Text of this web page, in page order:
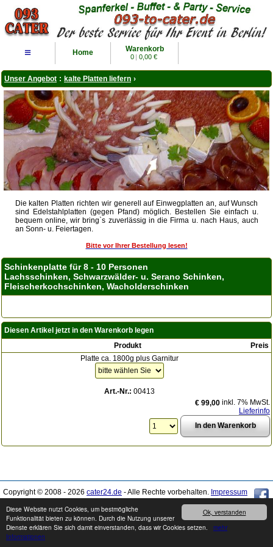
Ok, verstanden
Diese Website nutzt Cookies, um bestmögliche
Funktionalität bieten zu können. Durch die Nutzung unserer
Dienste erklären Sie sich damit einverstanden, dass wir Cookies setzen. mehr
Informationen
≡ Home Warenkorb
0 | 0,00 €
Unser Angebot : kalte Platten liefern ›
Die kalten Platten richten wir generell auf Einwegplatten an, auf Wunsch
sind Edelstahlplatten (gegen Pfand) möglich. Bestellen Sie einfach u.
bequem online, wir bring`s zuverlässig in die Firma u. nach Haus, auch
an Sonn- u. Feiertagen.
Bitte vor Ihrer Bestellung lesen!
Schinkenplatte für 8 - 10 Personen
Lachsschinken, Schwarzwälder- u. Serano Schinken,
Fleischerkochschinken, Wacholderschinken
Diesen Artikel jetzt in den Warenkorb legen
Produkt
Preis
Platte ca. 1800g plus Garnitur
Art.-Nr.: 00413
€ 99,00 inkl. 7% MwSt.
Lieferinfo
Copyright © 2008 - 2026 cater24.de - Alle Rechte vorbehalten. Impressum
Produkte können von den Abbildungen abweichen. Druckfehler / Irrtümer sowie
Preis- und Sortimentänderungen vorbehalten.